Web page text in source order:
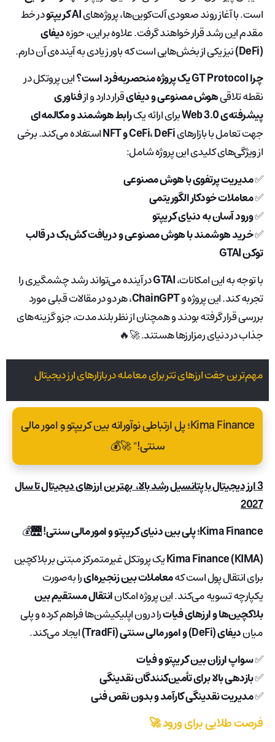
است. با آغاز روند صعودی آلت‌کوین‌ها، پروژه‌هایAI کریپتو
در خط
مقدم این رشد قرار خواهند گرفت. علاوه بر این، حوزهدیفای
(DeFi)
نیز یکی از بخش‌هایی است که باور زیادی به آینده‌ی آن دارم.
چرا GT Protocol یک پروژه منحصربه‌فرد است؟
این پروتکل در
نقطه تلاقیهوش مصنوعی و دیفایقرار دارد و ازفناوری
پیشرفته‌ی Web 3.0
برای ارائه یکرابط هوشمند و مکالمه‌ای
جهت تعامل با بازارهایCeFi، DeFi و NFT
استفاده می‌کند. برخی
از ویژگی‌های کلیدی این پروژه شامل:
✅مدیریت پرتفوی با هوش مصنوعی
✅معاملات خودکار الگوریتمی
✅ورود آسان به دنیای کریپتو
✅خرید هوشمند با هوش مصنوعی و دریافت کش‌بک در قالب
توکن GTAI
با توجه به این امکانات،GTAIدر آینده می‌تواند رشد چشمگیری را
تجربه کند. این پروژه وChainGPT، هر دو در مقالات قبلی مورد
بررسی قرار گرفته بودند و همچنان از نظر بلندمدت، جزو گزینه‌های
جذاب در دنیای رمزارزها هستند. 🚀🔥
مهم‌ترین جفت‌ ارزهای تتر برای معامله در بازارهای ارز دیجیتال
Kima Finance؛ پل ارتباطی نوآورانه بین کریپتو و امور مالی
سنتی!" 🚀💰
3 ارز دیجیتال با پتانسیل رشد بالا، بهترین ارزهای دیجیتال تا سال
2027
Kima Finance؛ پلی بین دنیای کریپتو و امور مالی سنتی!
🌉💰
Kima Finance (KIMA)یک پروتکل غیرمتمرکز مبتنی بر بلاکچین
برای انتقال پول است کهمعاملات بین زنجیره‌ایرا به‌صورت
یکپارچه تسویه می‌کند. این پروژه امکانانتقال مستقیم بین
بلاکچین‌ها و ارزهای فیاترا درون اپلیکیشن‌ها فراهم کرده و پلی
میاندیفای (DeFi) و امور مالی سنتی (TradFi)
ایجاد می‌کند.
✅سواپ ارزان بین کریپتو و فیات
✅بازدهی بالا برای تأمین‌کنندگان نقدینگی
✅مدیریت نقدینگی کارآمد و بدون نقص فنی
فرصت طلایی برای ورود 🚀